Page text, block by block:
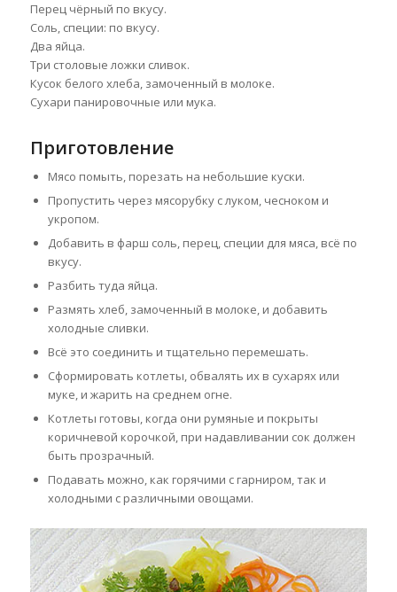
Перец чёрный по вкусу.
Соль, специи: по вкусу.
Два яйца.
Три столовые ложки сливок.
Кусок белого хлеба, замоченный в молоке.
Сухари панировочные или мука.
Приготовление
Мясо помыть, порезать на небольшие куски.
Пропустить через мясорубку с луком, чесноком и
укропом.
Добавить в фарш соль, перец, специи для мяса, всё по
вкусу.
Разбить туда яйца.
Размять хлеб, замоченный в молоке, и добавить
холодные сливки.
Всё это соединить и тщательно перемешать.
Сформировать котлеты, обвалять их в сухарях или
муке, и жарить на среднем огне.
Котлеты готовы, когда они румяные и покрыты
коричневой корочкой, при надавливании сок должен
быть прозрачный.
Подавать можно, как горячими с гарниром, так и
холодными с различными овощами.